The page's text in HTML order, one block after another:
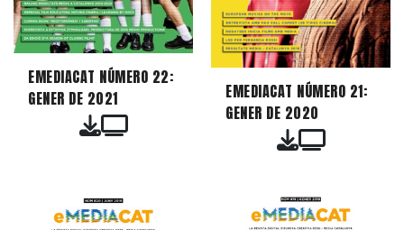
EMEDIACAT NÚMERO 22:
GENER DE 2021
EMEDIACAT NÚMERO 21:
GENER DE 2020